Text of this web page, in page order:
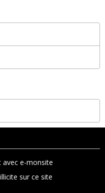
avec e-monsite
sur ce site